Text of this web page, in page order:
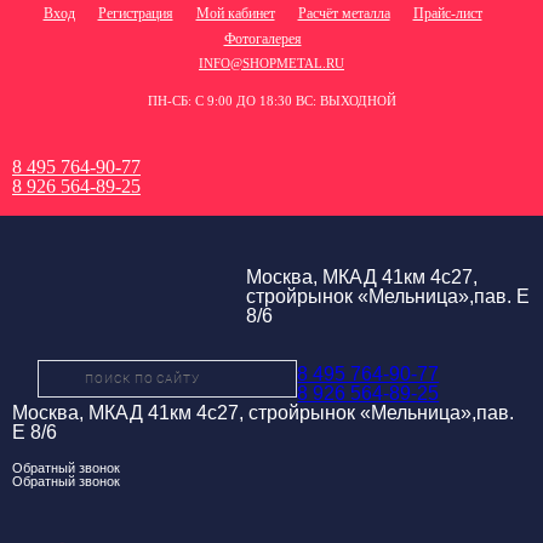
Вход Регистрация Мой кабинет Расчёт металла
Прайс-лист
Фотогалерея
INFO@SHOPMETAL.RU
ПН-СБ: С 9:00 ДО 18:30 ВС: ВЫХОДНОЙ
8 495 764-90-77
8 926 564-89-25
Москва, МКАД 41км 4с27,
стройрынок «Мельница»,пав. Е
8/6
8 495 764-90-77
8 926 564-89-25
Москва, МКАД 41км 4с27, стройрынок «Мельница»,пав.
Е 8/6
Обратный звонок
Обратный звонок